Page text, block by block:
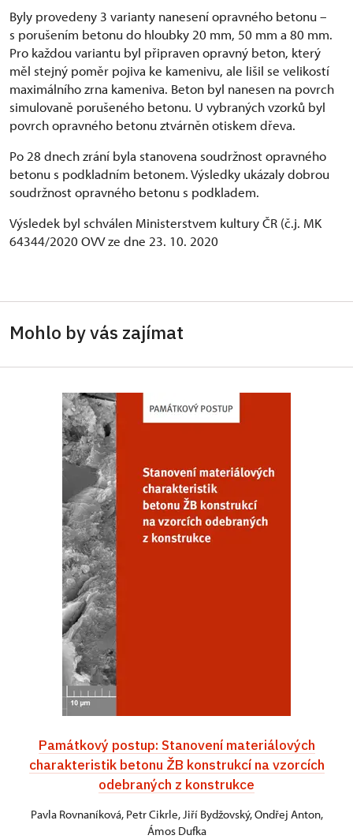
Byly provedeny 3 varianty nanesení opravného betonu –
s porušením betonu do hloubky 20 mm, 50 mm a 80 mm.
Pro každou variantu byl připraven opravný beton, který
měl stejný poměr pojiva ke kamenivu, ale lišil se velikostí
maximálního zrna kameniva. Beton byl nanesen na povrch
simulovaně porušeného betonu. U vybraných vzorků byl
povrch opravného betonu ztvárněn otiskem dřeva.
Po 28 dnech zrání byla stanovena soudržnost opravného
betonu s podkladním betonem. Výsledky ukázaly dobrou
soudržnost opravného betonu s podkladem.
Výsledek byl schválen Ministerstvem kultury ČR (č.j. MK
64344/2020 OVV ze dne 23. 10. 2020
Mohlo by vás zajímat
Památkový postup: Stanovení materiálových
charakteristik betonu ŽB konstrukcí na vzorcích
odebraných z konstrukce
Pavla Rovnaníková, Petr Cikrle, Jiří Bydžovský, Ondřej Anton,
Ámos Dufka